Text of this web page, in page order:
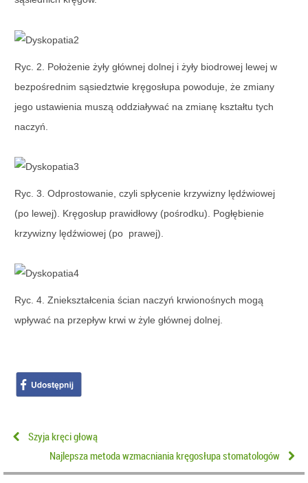
Ryc. 2. Położenie żyły głównej dolnej i żyły biodrowej lewej w
bezpośrednim sąsiedztwie kręgosłupa powoduje, że zmiany
jego ustawienia muszą oddziaływać na zmianę kształtu tych
naczyń.
Ryc. 3. Odprostowanie, czyli spłycenie krzywizny lędźwiowej
(po lewej). Kręgosłup prawidłowy (pośrodku). Pogłębienie
krzywizny lędźwiowej (po prawej).
Ryc. 4. Zniekształcenia ścian naczyń krwionośnych mogą
wpływać na przepływ krwi w żyle głównej dolnej.
Szyja kręci głową
Najlepsza metoda wzmacniania kręgosłupa stomatologów